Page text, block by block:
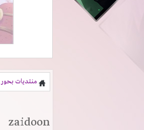
منتديات بحور
zaidoon